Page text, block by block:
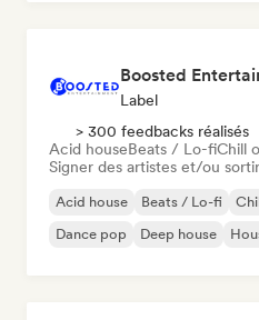
Boosted
Label
> 300 feedbacks réalisés
Acid houseBeats / Lo-fiChill
Signer des artistes et/ou
Acid house Beats / Lo-fi
Dance pop
Deep house